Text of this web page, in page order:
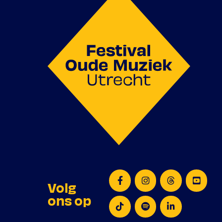
V. Thalia: beschermde dochter
Girolami Frescobaldi
Canzona in G
Barbara Strozzi
Godere in gioventù op. 1/12
La vendetta op. 2/9
Mi fa ridere op. 7/10
Programma onder voorbehoud
Volg
ons op